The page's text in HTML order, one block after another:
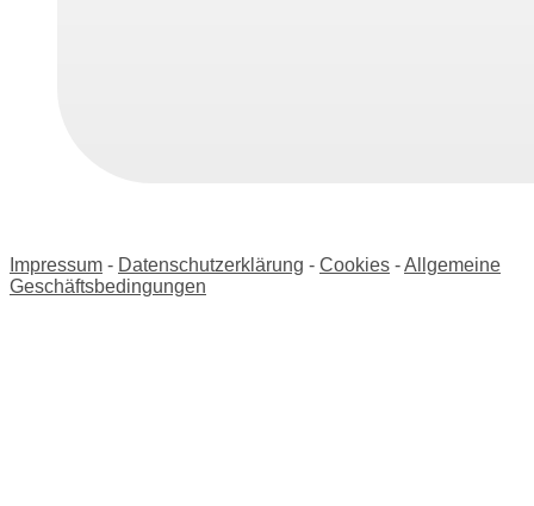
Impressum - Datenschutzerklärung - Cookies -Allgemeine
Geschäftsbedingungen